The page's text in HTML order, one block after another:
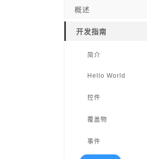
概述
开发指南
简介
Hello World
控件
覆盖物
事件